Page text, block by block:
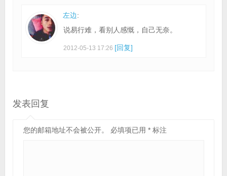
左边:
说易行难，看别人感慨，自己无奈。
2012-05-13 17:26 [回复]
发表回复
您的邮箱地址不会被公开。 必填项已用 *标注